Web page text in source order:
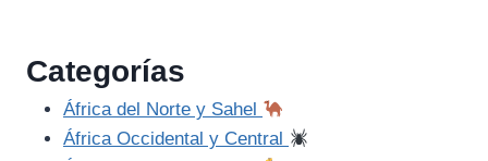
Categorías
África del Norte y Sahel
África Occidental y Central